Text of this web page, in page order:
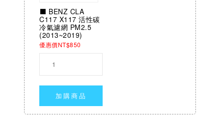
⬛ BENZ CLA
C117 X117 活性碳
冷氣濾網 PM2.5
(2013~2019)
優惠價NT$850
加購商品